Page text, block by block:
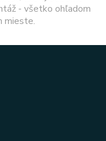
- všetko ohľadom
mieste.